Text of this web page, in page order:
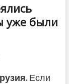
уже были
Если